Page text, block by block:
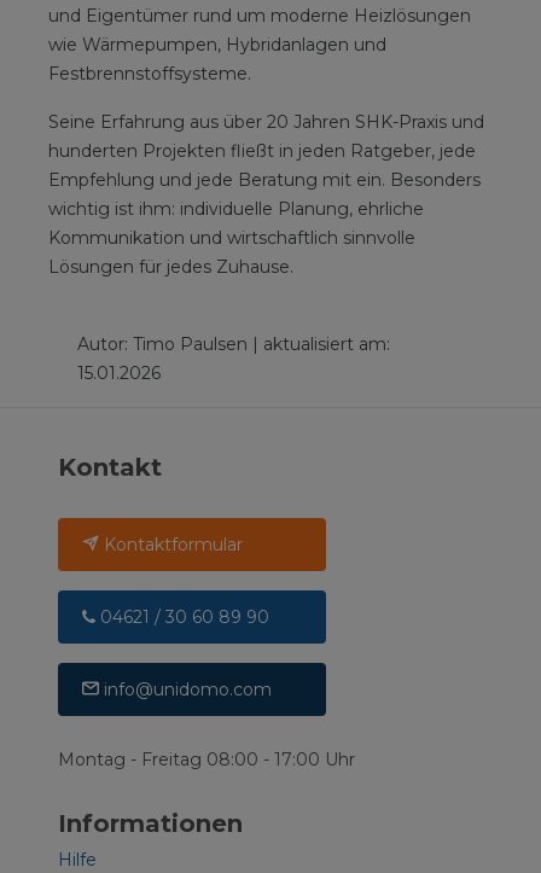
und Eigentümer rund um moderne Heizlösungen
wie Wärmepumpen, Hybridanlagen und
Festbrennstoffsysteme.
Seine Erfahrung aus über 20 Jahren SHK-Praxis und
hunderten Projekten fließt in jeden Ratgeber, jede
Empfehlung und jede Beratung mit ein. Besonders
wichtig ist ihm: individuelle Planung, ehrliche
Kommunikation und wirtschaftlich sinnvolle
Lösungen für jedes Zuhause.
Autor: Timo Paulsen | aktualisiert am:
15.01.2026
Kontakt
Kontaktformular
04621 / 30 60 89 90
info@unidomo.com
Montag - Freitag 08:00 - 17:00 Uhr
Informationen
Hilfe